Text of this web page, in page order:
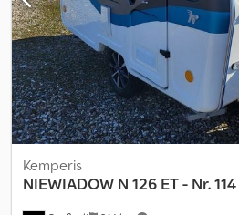
Kemperis
NIEWIADOW N 126 ET - Nr.